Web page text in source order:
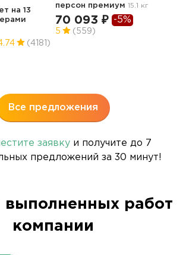
на 13
(4181)
персон премиум 15.1 кг
70 093 ₽ -5%
5 (559)
Все предложения
заявкуи получите до 7
предложений за 30 минут!
выполненных работ
компании